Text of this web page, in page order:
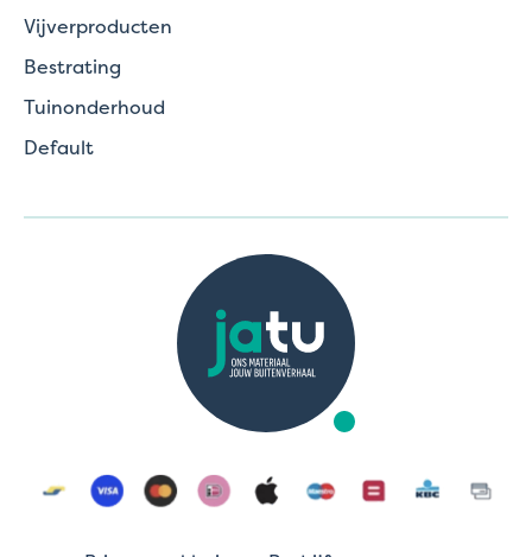
Vijverproducten
Bestrating
Tuinonderhoud
Default